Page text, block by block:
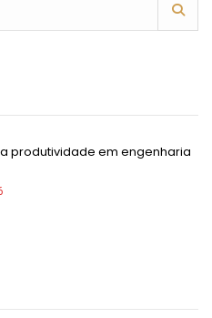
produtividade em engenharia